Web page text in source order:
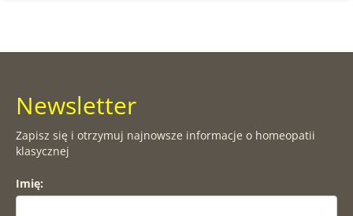
Newsletter
Zapisz się i otrzymuj najnowsze informacje o homeopatii
klasycznej
Imię: